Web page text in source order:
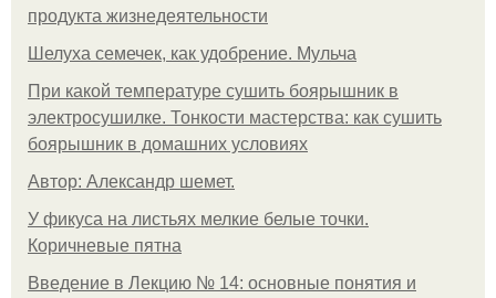
продукта жизнедеятельности
Шелуха семечек, как удобрение. Мульча
При какой температуре сушить боярышник в
электросушилке. Тонкости мастерства: как сушить
боярышник в домашних условиях
Автор: Александр шемет.
У фикуса на листьях мелкие белые точки.
Коричневые пятна
Введение в Лекцию № 14: основные понятия и